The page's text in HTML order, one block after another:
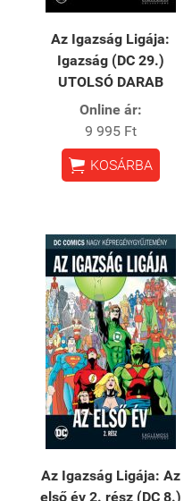
Az ​Igazság Ligája:
Igazság (DC 29.)
UTOLSÓ DARAB
Online ár:
9 995 Ft
 KOSÁRBA
Az Igazság Ligája: Az
első év 2. rész (DC 8.)